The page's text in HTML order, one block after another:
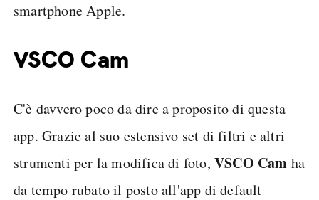
smartphone Apple.
VSCO Cam
C'è davvero poco da dire a proposito di questa
app. Grazie al suo estensivo set di filtri e altri
strumenti per la modifica di foto, VSCO Cam ha
da tempo rubato il posto all'app di default